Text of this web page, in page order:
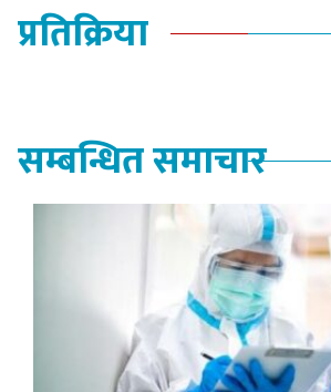
प्रतिक्रिया
सम्बन्धित समाचार